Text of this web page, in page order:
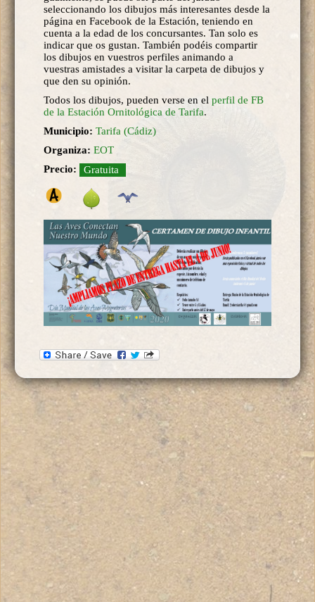
seleccionando los dibujos más interesantes desde la
página en Facebook de la Estación, teniendo en
cuenta a la edad de los concursantes. Tan solo es
indicar que os gustan. También podéis compartir
los dibujos en vuestros perfiles animando a
vuestras amistades a visitar la carpeta de dibujos y
que den su opinión.
Todos los dibujos, pueden verse en el perfil de FB
de la Estación Ornitológica de Tarifa.
Municipio: Tarifa (Cádiz)
Organiza: EOT
Precio:
Gratuita